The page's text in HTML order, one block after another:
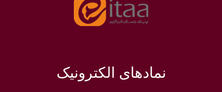
نمادهای الکترونیک